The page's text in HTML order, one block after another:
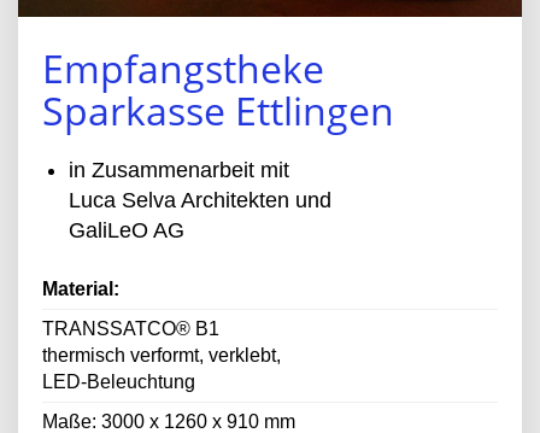
Empfangstheke
Sparkasse Ettlingen
in Zusammenarbeit mit
Luca Selva Architekten und
GaliLeO AG
Material:
TRANSSATCO® B1
thermisch verformt, verklebt,
LED-Beleuchtung
Maße: 3000 x 1260 x 910 mm